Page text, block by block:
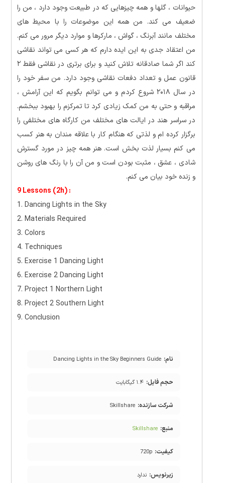
حیوانات ، گلها و همه چیزهایی که در طبیعت وجود دارد ، من را
ضعیف می کند. من همه این موضوعات را با محیط های
مختلف مانند آبرنگ ، گواش ، مارکرها و موارد دیگر مرور می کنم.
من اعتقاد جدی به این ایده دارم که هر کسی می تواند نقاشی
کند اگر شما صادقانه تلاش کنید و برای برتری در نقاشی فقط ۲
قانون عمل و تعداد دفعات نقاشی وجود دارد. من سفر خود را
در سال ۲۰۱۸ شروع کردم و می توانم بگویم که این آرامش ،
مراقبه و حتی به من کمک زیادی کرد تا تمرکزم را بهبود ببخشم.
در سراسر هند در ایالت های مختلف من کارگاه های مختلفی را
برگزار کرده ام و لذتی که هنگام کار با علاقه مندان به هنر کسب
می کنم بسیار لذت بخش است. هنر همه چیز در مورد گسترش
شادی ، عشق ، مثبت بودن است و من آن را با رنگ های روشن
و زنده خود بیان می کنم.
9 Lessons (2h) :
1. Dancing Lights in the Sky
2. Materials Required
3. Colors
4. Techniques
5. Exercise 1 Dancing Light
6. Exercise 2 Dancing Light
7. Project 1 Northern Light
8. Project 2 Southern Light
9. Conclusion
نام: Dancing Lights in the Sky Beginners Guide
حجم فایل: ۱.۴ گیگابایت
شرکت سازنده: Skillshare
منبع: Skillshare
کیفیت: 720p
زیرنویس: ندارد